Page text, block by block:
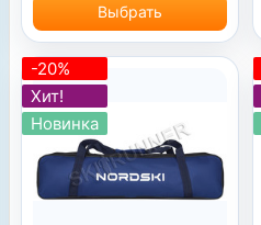
Выбрать
-20%
Хит!
Новинка